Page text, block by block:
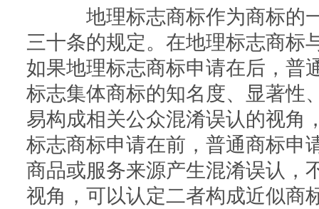
地理标志商标作为商标的
三十条的规定。在地理标志商标
如果地理标志商标申请在后，普
标志集体商标的知名度、显著性
易构成相关公众混淆误认的视角
标志商标申请在前，普通商标申
商品或服务来源产生混淆误认，
视角，可以认定二者构成近似商